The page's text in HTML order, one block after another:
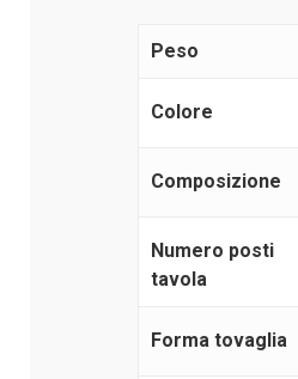
Peso
Colore
Composizione
Numero posti
tavola
Forma tovaglia